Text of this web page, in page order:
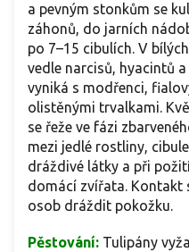
a pevným stonkům se
záhonů, do jarních
po 7–15 cibulích. V
vedle narcisů, hyacintů
vyniká s modřenci,
olistěnými trvalkami.
se řeže ve fázi
mezi jedlé rostliny,
dráždivé látky a při
domácí zvířata. Kontakt
osob dráždit pokožku.
Pěstování: Tulipány